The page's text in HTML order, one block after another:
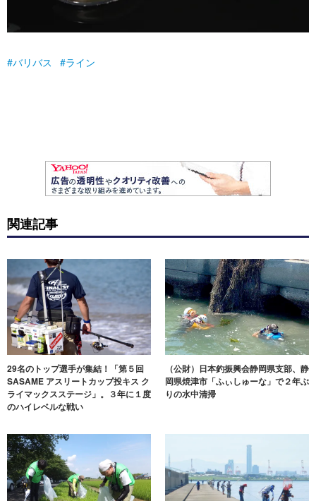
バリバス ライン
関連記事
29名のトップ選手が集結！「第５回
SASAME アスリートカップ投キス ク
ライマックスステージ」。３年に１度
のハイレベルな戦い
（公財）日本釣振興会静岡県支部、静
岡県焼津市「ふぃしゅーな」で２年ぶ
りの水中清掃